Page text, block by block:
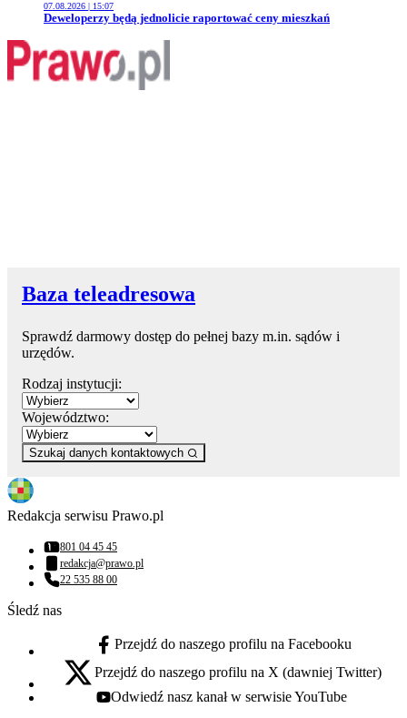
07.08.2026 | 15:07
Przejdź do artykułu:
Deweloperzy będą jednolicie raportować ceny mieszkań
Baza teleadresowa
Sprawdź darmowy dostęp do pełnej bazy m.in. sądów i
urzędów.
Rodzaj instytucji:
Województwo:
Szukaj danych kontaktowych
Redakcja serwisu Prawo.pl
Numer telefonu:
801 04 45 45
Adres email:
redakcja@prawo.pl
Numer telefonu:
22 535 88 00
Śledź nas
facebook - otwiera się w nowej karcie
Przejdź do naszego profilu na Facebooku
x - otwiera się w nowej karcie
Przejdź do naszego profilu na X (dawniej Twitter)
youtube - otwiera się w nowej karcie
Odwiedź nasz kanał w serwisie YouTube